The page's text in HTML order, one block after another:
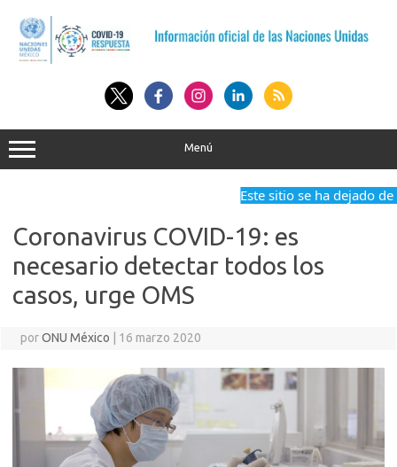
contenido
Menú
Este sitio se ha dejado de
Coronavirus COVID-19: es
necesario detectar todos los
casos, urge OMS
porONU México 16 marzo 2020